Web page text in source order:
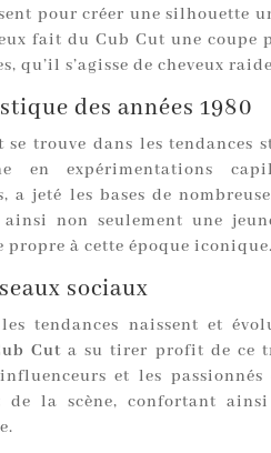
pour créer une silhouette
fait du Cub Cut une coupe
qu’il s’agisse de cheveux
des années 1980
se trouve dans les tendances
en expérimentations
a jeté les bases de
non seulement une
à cette époque iconique.
sociaux
tendances naissent et
Cut a su tirer profit de ce
et les
de la scène, confortant